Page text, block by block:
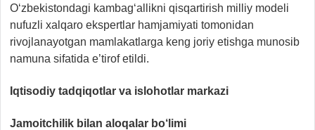
O‘zbekistondagi kambag‘allikni qisqartirish milliy modeli
nufuzli xalqaro ekspertlar hamjamiyati tomonidan
rivojlanayotgan mamlakatlarga keng joriy etishga munosib
namuna sifatida e’tirof etildi.
Iqtisodiy tadqiqotlar va islohotlar markazi
Jamoitchilik bilan aloqalar bo‘limi